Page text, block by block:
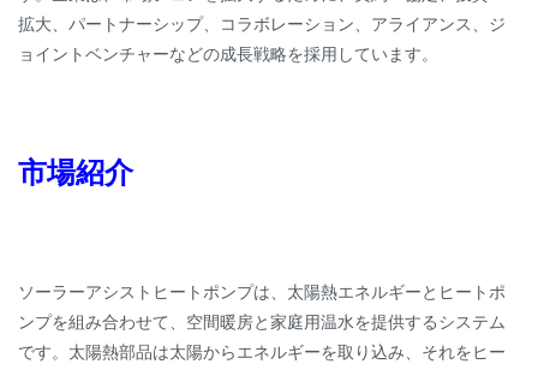
拡大、パートナーシップ、コラボレーション、アライアンス、ジ
ョイントベンチャーなどの成長戦略を採用しています。
市場紹介
ソーラーアシストヒートポンプは、太陽熱エネルギーとヒートポ
ンプを組み合わせて、空間暖房と家庭用温水を提供するシステム
です。太陽熱部品は太陽からエネルギーを取り込み、それをヒー